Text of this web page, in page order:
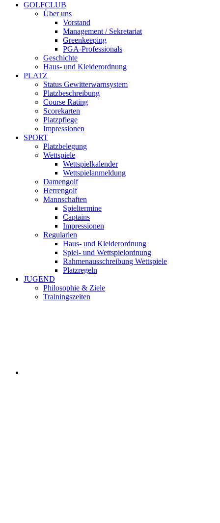
GOLFCLUB
Über uns
Vorstand
Management / Sekretariat
Greenkeeping
PGA-Professionals
Geschichte
Haus- und Kleiderordnung
PLATZ
Status Gewitterwarnsystem
Platzbeschreibung
Course Rating
Scorekarten
Platzpflege
Impressionen
SPORT
Platzbelegung
Wettspiele
Wettspielkalender
Wettspielanmeldung
Damengolf
Herrengolf
Mannschaften
Spieltermine
Captains
Impressionen
Regularien
Haus- und Kleiderordnung
Spiel- und Wettspielordnung
Rahmenausschreibung Wettspiele
Platzregeln
JUGEND
Philosophie & Ziele
Trainingszeiten